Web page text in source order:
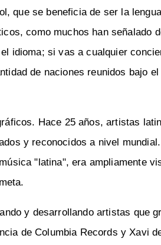
que se beneficia de ser la
como muchos han señalado
idioma; si vas a cualquier
de naciones reunidos bajo
Hace 25 años, artistas
y reconocidos a nivel
"latina", era ampliamente
y desarrollando artistas que
de Columbia Records y Xavi